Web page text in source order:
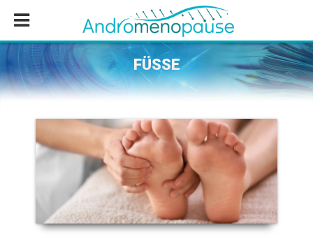
Inhalt
springen
Seitenspalte
springen
Fußzeile
springen
FÜSSE